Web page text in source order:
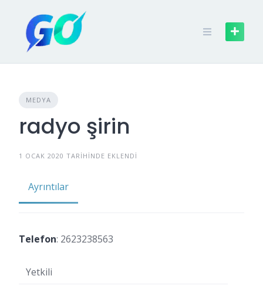
MEDYA
radyo şirin
1 OCAK 2020 TARIHINDE EKLENDI
Ayrıntılar
Telefon: 2623238563
Yetkili